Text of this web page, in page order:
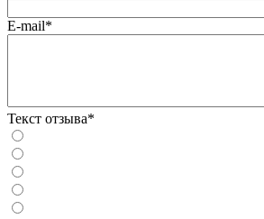
E-mail*
Текст отзыва*